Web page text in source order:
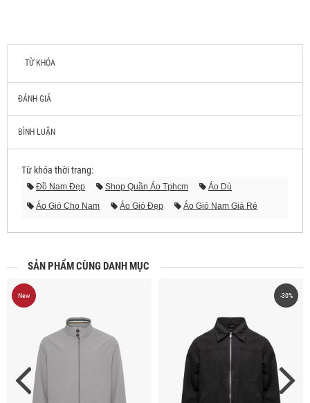
TỪ KHÓA
ĐÁNH GIÁ
BÌNH LUẬN
Từ khóa thời trang:
Đồ Nam Đẹp Shop Quần Áo Tphcm
Áo Dù
Áo Gió Cho Nam
Áo Gió Đẹp
Áo Gió Nam Giá Rẻ
SẢN PHẨM CÙNG DANH MỤC
New -30%